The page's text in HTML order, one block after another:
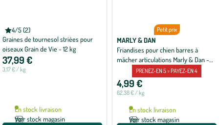
4/5 (2)
Note
moyenne
de
4
sur
5
avec
GASCO
Graines de tournesol striées pour
oiseaux Grain de Vie - 12 kg
37,99 €
3,17 € / kg
En stock livraison
Voir stock magasin
Petit prix
MARLY & DAN
Friandises pour chien barres à
mâcher articulations Marly & Dan -
PRENEZ-EN 5 = PAYEZ-EN 4
4,99 €
62,38 € / kg
En stock livraison
Voir stock magasin